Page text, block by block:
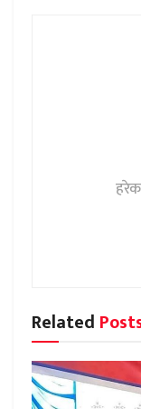
Related